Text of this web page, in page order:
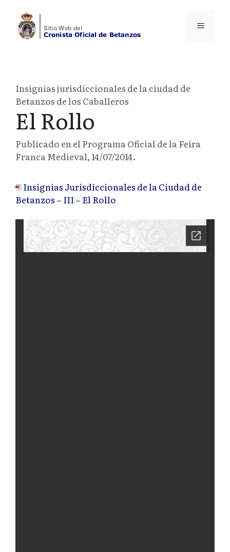
contenido
Menú
Insignias jurisdiccionales de la ciudad de
Betanzos de los Caballeros
El Rollo
Publicado en el Programa Oficial de la Feira
Franca Medieval, 14/07/2014.
Insignias Jurisdiccionales de la Ciudad de
Betanzos – III – El Rollo